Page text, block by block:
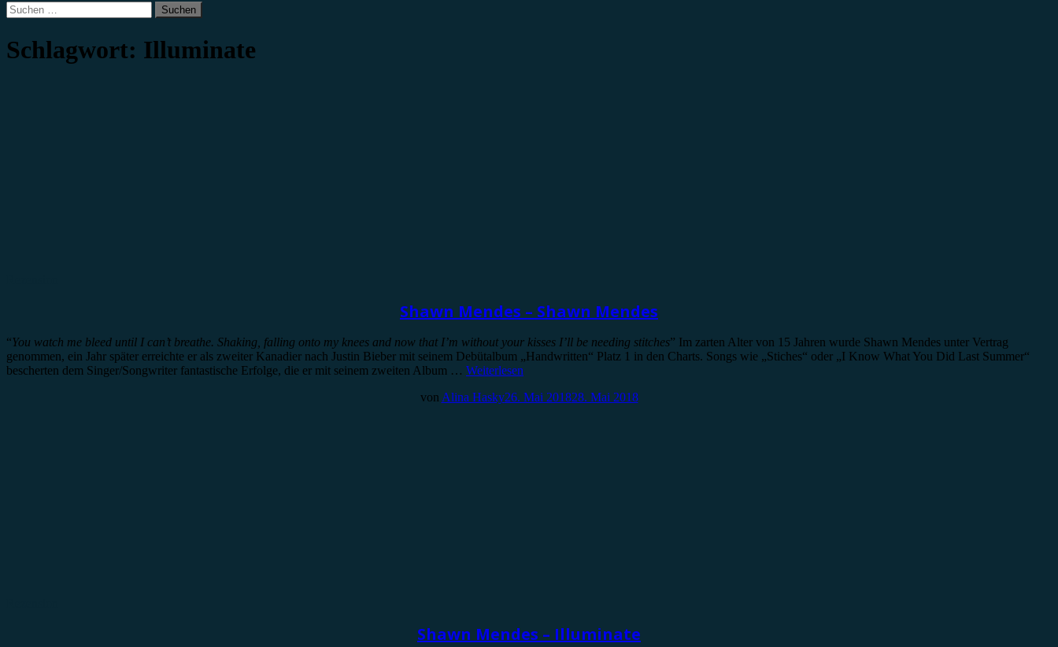
Suchen
nach:
Schlagwort: Illuminate
Shawn Mendes – Shawn Mendes
“You watch me bleed until I can’t breathe. Shaking, falling onto my knees and now that I’m without your kisses I’ll be needing stitches” Im zarten Alter von 15 Jahren wurde Shawn Mendes unter Vertrag
genommen, ein Jahr später erreichte er als zweiter Kanadier nach Justin Bieber mit seinem Debütalbum „Handwritten“ Platz 1 in den Charts. Songs wie „Stiches“ oder „I Know What You Did Last Summer“
bescherten dem Singer/Songwriter fantastische Erfolge, die er mit seinem zweiten Album … Weiterlesen
von Alina Hasky26. Mai 201828. Mai 2018
Shawn Mendes – Illuminate